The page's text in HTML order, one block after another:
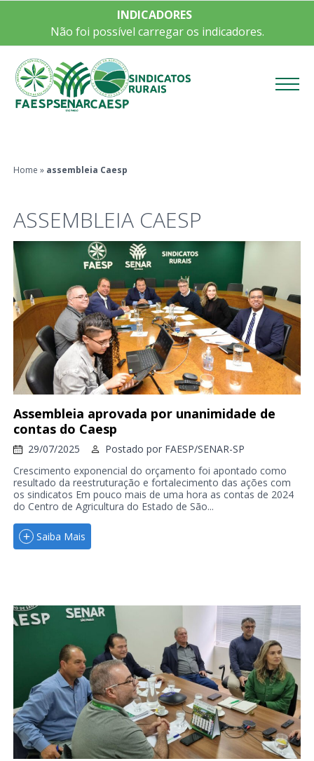
INDICADORES
Não foi possível carregar os indicadores.
Home » assembleia Caesp
ASSEMBLEIA CAESP
Assembleia aprovada por unanimidade de
contas do Caesp
29/07/2025 Postado por FAESP/SENAR-SP
Crescimento exponencial do orçamento foi apontado como
resultado da reestruturação e fortalecimento das ações com
os sindicatos Em pouco mais de uma hora as contas de 2024
do Centro de Agricultura do Estado de São...
Saiba Mais